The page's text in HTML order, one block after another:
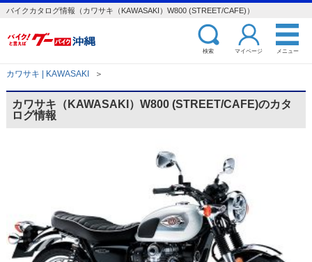
バイクカタログ情報（カワサキ（KAWASAKI）W800 (STREET/CAFE)）
検索 マイページ メニュー
カワサキ | KAWASAKI ＞
カワサキ（KAWASAKI）W800 (STREET/CAFE)のカタ
ログ情報